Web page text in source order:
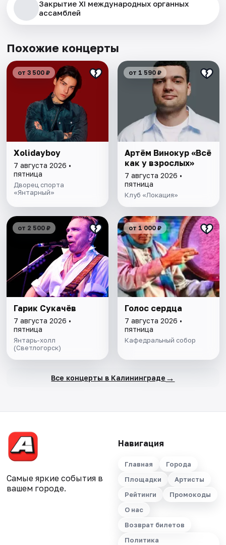
Закрытие XI международных органных
ассамблей
Похожие концерты
от 3 500 ₽
Xolidayboy
7 августа 2026 •
пятница
Дворец спорта
«Янтарный»
от 1 590 ₽
Артём Винокур «Всё
как у взрослых»
7 августа 2026 •
пятница
Клуб «Локация»
от 2 500 ₽
Гарик Сукачёв
7 августа 2026 •
пятница
Янтарь-холл
(Светлогорск)
от 1 000 ₽
Голос сердца
7 августа 2026 •
пятница
Кафедральный собор
Все концерты в Калининграде →
Самые яркие события в
вашем городе.
Навигация
Главная
Города
Площадки
Артисты
Рейтинги
Промокоды
О нас
Возврат билетов
Политика